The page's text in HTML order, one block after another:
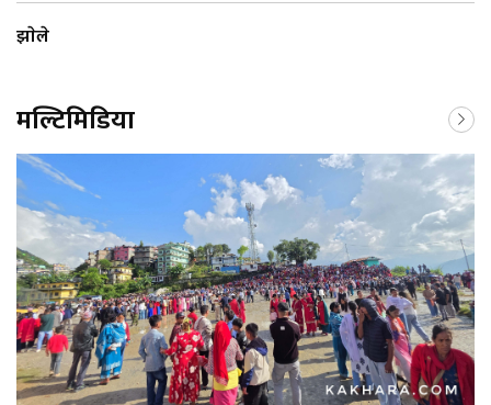
झाेले
मल्टिमिडिया